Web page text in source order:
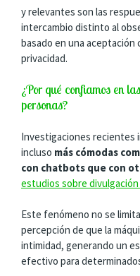
y relevantes son las
intercambio distinto al
basado en una
privacidad.
¿Por qué confiamos en
personas?
Investigaciones recientes
incluso más cómodas
con chatbots que con
estudios sobre
Este fenómeno no se
percepción de que la
intimidad, generando un
efectivo para